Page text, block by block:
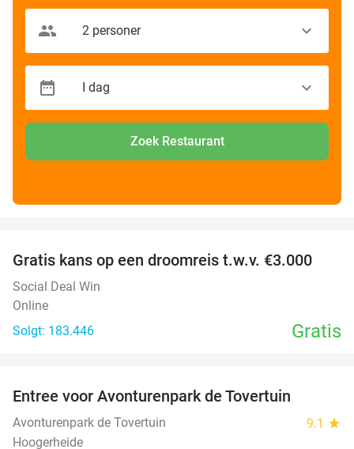
Zoek Restaurant
Gratis kans op een droomreis t.w.v. €3.000
Social Deal Win
Online
Solgt: 183.446
Gratis
Entree voor Avonturenpark de Tovertuin
Avonturenpark de Tovertuin 9.1 star
Hoogerheide